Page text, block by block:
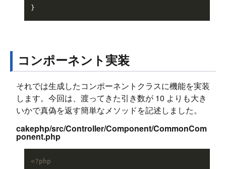
コンポーネント実装
それでは生成したコンポーネントクラスに機能を実装
します。今回は、渡ってきた引き数が 10 よりも大き
いかで真偽を返す簡単なメソッドを記述しました。
cakephp/src/Controller/Component/CommonCom
ponent.php
<?php